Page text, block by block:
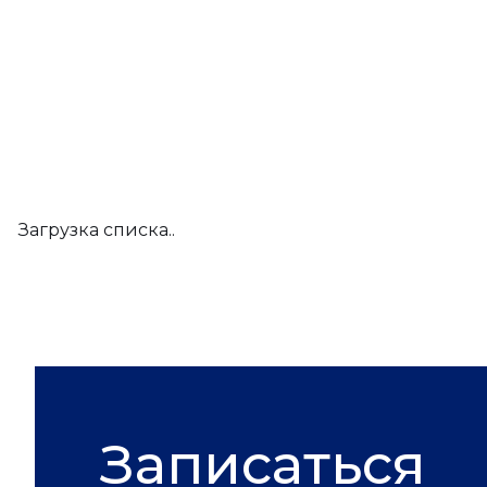
Загрузка списка..
Записаться